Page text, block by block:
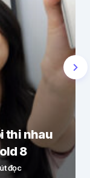
thi nhau
8
đọc